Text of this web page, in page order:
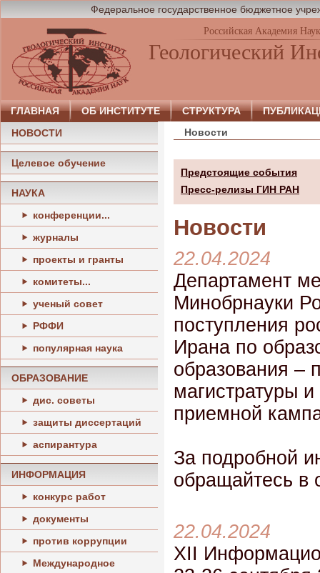
Федеральное государственное бюджетное
Российская Академия Наук
Геологический
ГЛАВНАЯ ОБ ИНСТИТУТЕ СТРУКТУРА
НОВОСТИ
Целевое обучение
НАУКА
конференции...
журналы
проекты и гранты
комитеты...
ученый совет
РФФИ
популярная наука
ОБРАЗОВАНИЕ
дис. советы
защиты диссертаций
аспирантура
ИНФОРМАЦИЯ
конкурс работ
документы
против коррупции
Международное
Новости
Предстоящие события
Пресс-релизы ГИН РАН
Новости
22.04.2024
Департамент
Минобрнауки
поступления
Ирана по
образования –
магистратуры
приемной
За подробной
обращайтесь в
22.04.2024
XII